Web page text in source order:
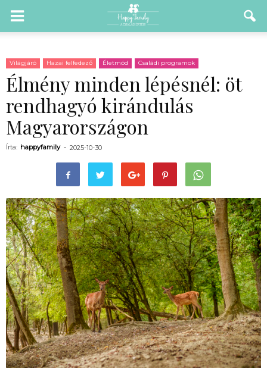
Világjáró Hazai felfedező Életmód Családi programok
Élmény minden lépésnél: öt
rendhagyó kirándulás
Magyarországon
Írta: happyfamily - 2025-10-30